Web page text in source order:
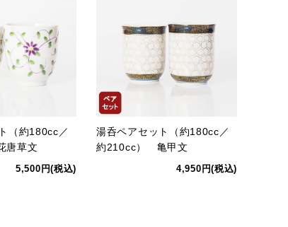
（約180cc／
唐草文
5,500円(税込)
湯呑ペアセット（約180cc／
約210cc） 亀甲文
4,950円(税込)